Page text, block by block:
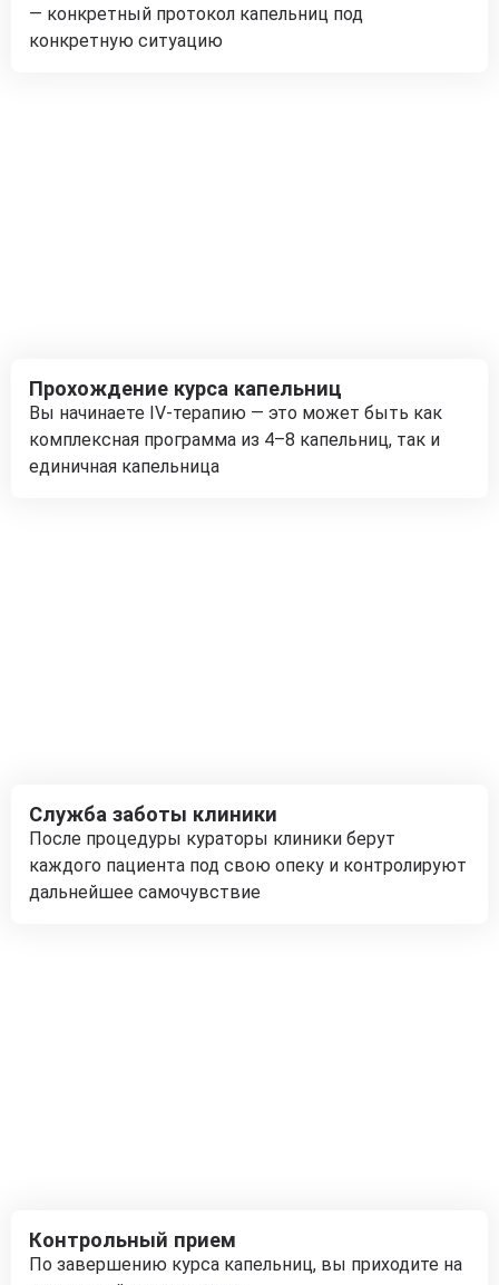
— конкретный протокол капельниц под
конкретную ситуацию
Прохождение курса капельниц
Вы начинаете IV-терапию — это может быть как
комплексная программа из 4–8 капельниц, так и
единичная капельница
Служба заботы клиники
После процедуры кураторы клиники берут
каждого пациента под свою опеку и контролируют
дальнейшее самочувствие
Контрольный прием
По завершению курса капельниц, вы приходите на